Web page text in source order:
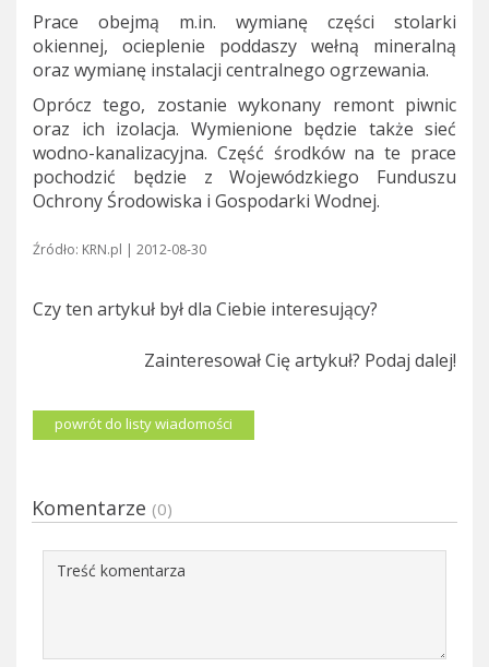
Prace obejmą m.in. wymianę części stolarki
okiennej, ocieplenie poddaszy wełną mineralną
oraz wymianę instalacji centralnego ogrzewania.
Oprócz tego, zostanie wykonany remont piwnic
oraz ich izolacja. Wymienione będzie także sieć
wodno-kanalizacyjna. Część środków na te prace
pochodzić będzie z Wojewódzkiego Funduszu
Ochrony Środowiska i Gospodarki Wodnej.
Źródło: KRN.pl | 2012-08-30
Czy ten artykuł był dla Ciebie interesujący?
Zainteresował Cię artykuł? Podaj dalej!
powrót do listy wiadomości
Komentarze (0)